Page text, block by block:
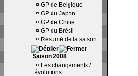
¤ GP de Belgique
¤ GP du Japon
¤ GP de Chine
¤ GP du Brésil
¤ Résumé de la saison
Saison 2008
¤ Les changements /
évolutions